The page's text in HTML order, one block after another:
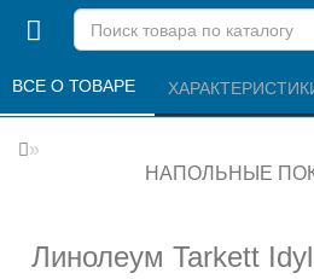
НАПОЛЬНЫЕ
Линолеум Tarkett
ВСЕ О ТОВАРЕ